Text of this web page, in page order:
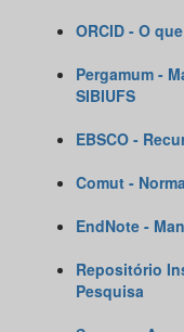
ORCID - O
Pergamum -
SIBIUFS
EBSCO -
Comut -
EndNote -
Repositório
Pesquisa